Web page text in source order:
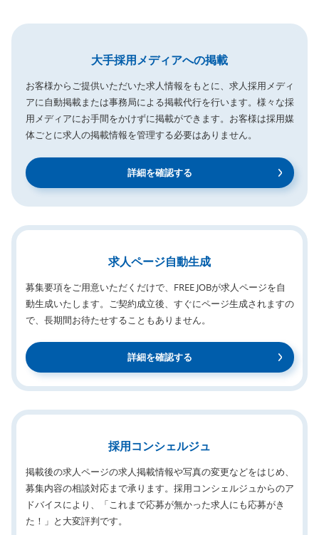
大手採用メディアへの掲載
お客様からご提供いただいた求人情報をもとに、求人採用メディ
アに自動掲載または事務局による掲載代行を行います。様々な採
用メディアにお手間をかけずに掲載ができます。お客様は採用媒
体ごとに求人の掲載情報を管理する必要はありません。
詳細を確認する
求人ページ自動生成
募集要項をご用意いただくだけで、FREE JOBが求人ページを自
動生成いたします。ご契約成立後、すぐにページ生成されますの
で、長期間お待たせすることもありません。
詳細を確認する
採用コンシェルジュ
掲載後の求人ページの求人掲載情報や写真の変更などをはじめ、
募集内容の相談対応まで承ります。採用コンシェルジュからのア
ドバイスにより、「これまで応募が無かった求人にも応募がき
た！」と大変評判です。